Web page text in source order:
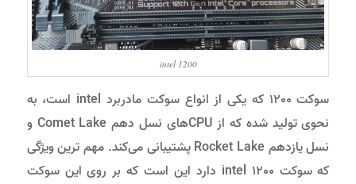
intel 1200
سوکت 1200 که یکی از انواع سوکت مادربرد intel است، به
نحوی تولید شده که از CPU‌های نسل دهم Comet Lake و
نسل یازدهم Rocket Lake پشتیبانی می‌کند. مهم ترین ویژگی
که سوکت intel 1200 دارد این است که بر روی این سوکت